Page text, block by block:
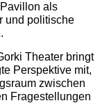
als
und politische
Theater bringt
Perspektive mit,
zwischen
Fragestellungen